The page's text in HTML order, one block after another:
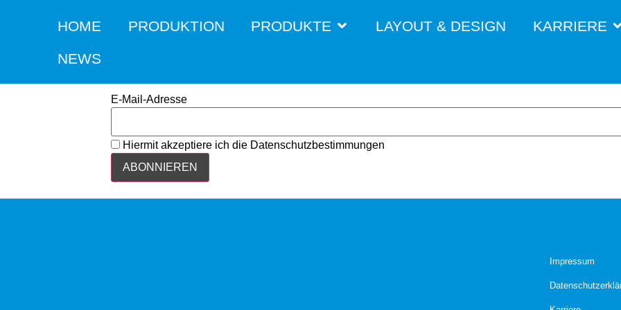
HOME PRODUKTION PRODUKTE LAYOUT & DESIGN KARRIERE
NEWS
E-Mail-Adresse
Hiermit akzeptiere ich die Datenschutzbestimmungen
Impressum